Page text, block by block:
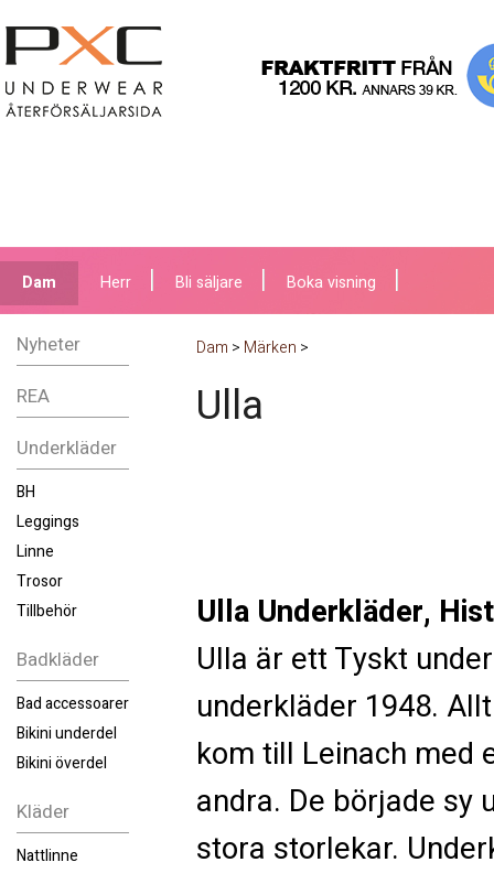
Dam Herr Bli säljare Boka visning
Nyheter
REA
Underkläder
BH
Leggings
Linne
Trosor
Tillbehör
Badkläder
Bad accessoarer
Bikini underdel
Bikini överdel
Kläder
Nattlinne
Dam > Märken >
Ulla
Ulla Underkläder,
Ulla är ett Tyskt
underkläder 1948.
kom till Leinach med
andra. De började sy
stora storlekar.